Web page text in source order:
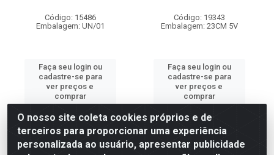
Código: 15486
Embalagem: UN/01
Faça seu login ou
cadastre-se para
ver preços e
comprar
Código: 19343
Embalagem: 23CM 5V
Faça seu login ou
cadastre-se para
ver preços e
comprar
O nosso site coleta cookies próprios e de
terceiros para proporcionar uma experiência
personalizada ao usuário, apresentar publicidade